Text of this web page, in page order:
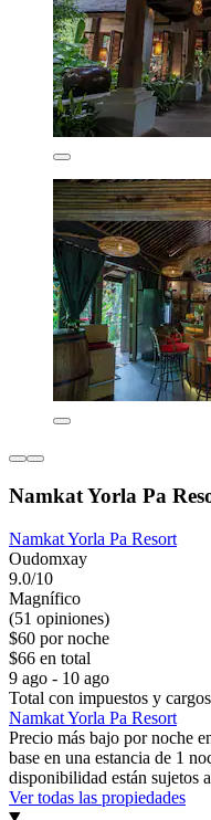
Namkat Yorla Pa
Namkat Yorla Pa Resort
Oudomxay
9.0/10
Magnífico
(51 opiniones)
$60 por noche
$66 en total
9 ago - 10 ago
Total con impuestos y cargos
Namkat Yorla Pa Resort
Precio más bajo por noche
base en una estancia de 1
disponibilidad están sujetos
Ver todas las propiedades